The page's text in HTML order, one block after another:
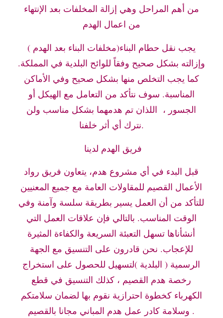
من أهم المراحل وهي إزالة المخلفات بعد الإنتهاء
من اعمال الهدم
يجب نقل حطام البناء(مخلفات البناء بعد الهدم )
وإزالته بشكل صحيح وفقاً للوائح البلدية في المملكة.
كما يجب التخلص منها بشكل صحيح وفي الأماكن
المناسبة. سوف نتأكد من التعامل مع الهيكل أو
الجسور ، اللذان تم هدمهما بشكل مناسب ولن
نترك أي أثر خلفنا.
فريق الهدم لدينا
قبل البدء في أي مشروع هدم، يتعاون فريق رواد
الأعمال القصيم للمقاولات العامة مع جميع المعنيين
للتأكد من أن العمل يسير بطريقة سلسة وآمنة وفي
الوقت المناسب. بالتالي فإن علاقات العمل التي
أنشأناها تسهل التعبئة السريعة والكفاءة المثيرة
للإعجاب. نحن قادرون على التنسيق مع الجهة
الرسمية ( البلدية )لتسهيل للحصول على استخراج
رخصة هدم القصيم ، كذلك التنسيق في قطع
الكهرباء كخطوة احترازية نقوم بها لضمان سلامتكم
وسلامة كادر عمل هدم المباني مجانا بالقصيم .